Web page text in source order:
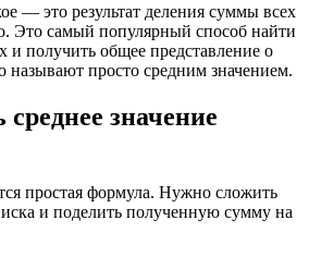
— это результат деления суммы всех
Это самый популярный способ найти
и получить общее представление о
называют просто средним значением.
значение
простая формула. Нужно сложить
и поделить полученную сумму на